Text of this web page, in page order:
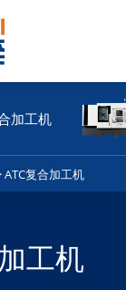
加工机
ATC复合加工机
工机